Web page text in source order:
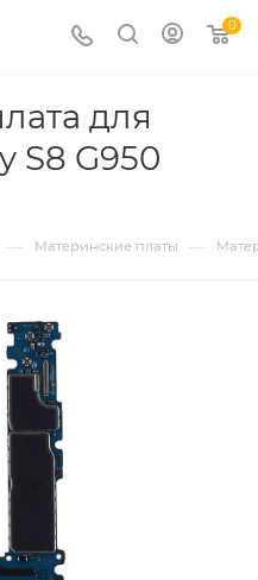
0
для
S8 G950
— Материнские платы —